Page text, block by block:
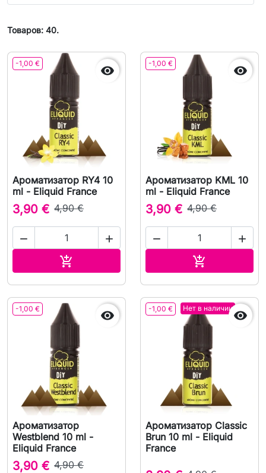
Товаров: 40.
-1,00 € 
Ароматизатор RY4 10
ml - Eliquid France
3,90 € 4,90 €
 

-1,00 € 
Ароматизатор KML 10
ml - Eliquid France
3,90 € 4,90 €
 

-1,00 € 
Ароматизатор
Westblend 10 ml -
Eliquid France
3,90 € 4,90 €
-1,00 € Нет в наличии

Ароматизатор Classic
Brun 10 ml - Eliquid
France